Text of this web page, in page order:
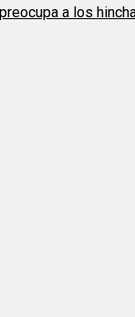
a los